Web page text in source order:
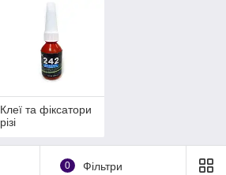
Клеї та фіксатори
різі
0 Фільтри